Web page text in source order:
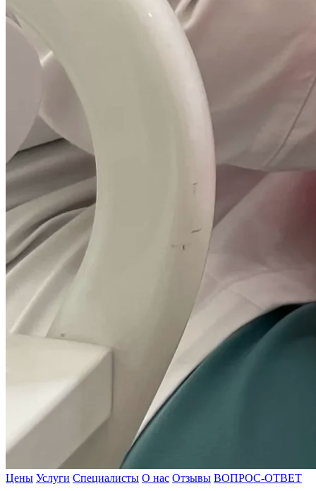
Цены Услуги Специалисты О нас Отзывы ВОПРОС-ОТВЕТ